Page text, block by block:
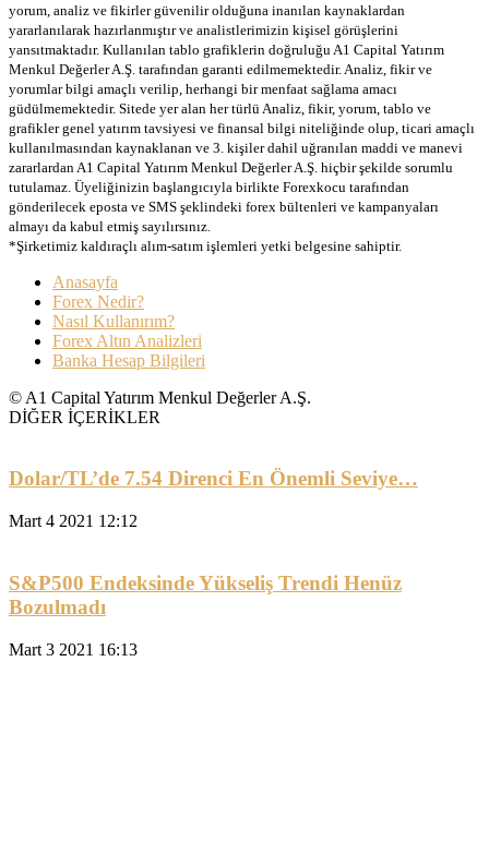
yorum, analiz ve fikirler güvenilir olduğuna inanılan kaynaklardan
yararlanılarak hazırlanmıştır ve analistlerimizin kişisel görüşlerini
yansıtmaktadır. Kullanılan tablo grafiklerin doğruluğu A1 Capital Yatırım
Menkul Değerler A.Ş. tarafından garanti edilmemektedir. Analiz, fikir ve
yorumlar bilgi amaçlı verilip, herhangi bir menfaat sağlama amacı
güdülmemektedir. Sitede yer alan her türlü Analiz, fikir, yorum, tablo ve
grafikler genel yatırım tavsiyesi ve finansal bilgi niteliğinde olup, ticari amaçlı
kullanılmasından kaynaklanan ve 3. kişiler dahil uğranılan maddi ve manevi
zararlardan A1 Capital Yatırım Menkul Değerler A.Ş. hiçbir şekilde sorumlu
tutulamaz. Üyeliğinizin başlangıcıyla birlikte Forexkocu tarafından
gönderilecek eposta ve SMS şeklindeki forex bültenleri ve kampanyaları
almayı da kabul etmiş sayılırsınız.
*Şirketimiz kaldıraçlı alım-satım işlemleri yetki belgesine sahiptir.
Anasayfa
Forex Nedir?
Nasıl Kullanırım?
Forex Altın Analizleri
Banka Hesap Bilgileri
© A1 Capital Yatırım Menkul Değerler A.Ş.
DİĞER İÇERİKLER
Dolar/TL’de 7.54 Direnci En Önemli Seviye…
Mart 4 2021 12:12
S&P500 Endeksinde Yükseliş Trendi Henüz
Bozulmadı
Mart 3 2021 16:13